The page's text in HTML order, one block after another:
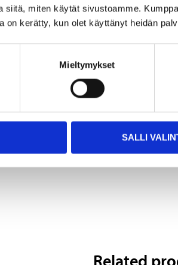
siitä, miten käytät sivustoamme.
on kerätty, kun olet käyttänyt heidän
Mieltymykset
SALLI
BRAKE CALIPER
Related